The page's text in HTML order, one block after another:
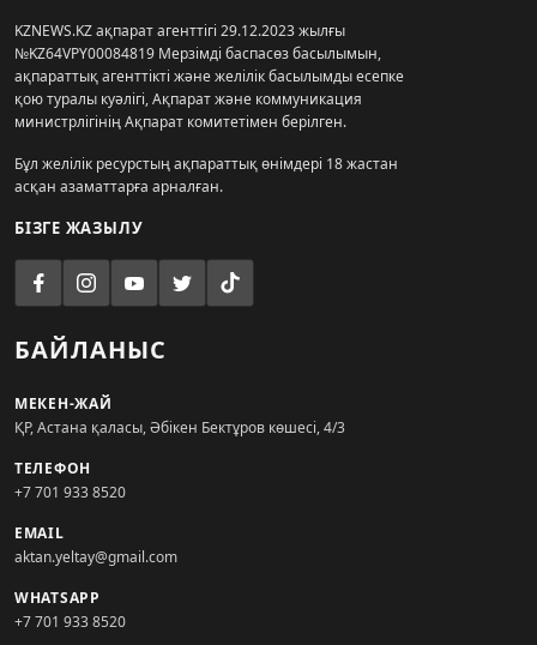
KZNEWS.KZ ақпарат агенттігі 29.12.2023 жылғы
№KZ64VPY00084819 Мерзімді баспасөз басылымын,
ақпараттық агенттікті және желілік басылымды есепке
қою туралы куәлігі, Ақпарат және коммуникация
министрлігінің Ақпарат комитетімен берілген.
Бұл желілік ресурстың ақпараттық өнімдері 18 жастан
асқан азаматтарға арналған.
БІЗГЕ ЖАЗЫЛУ
БАЙЛАНЫС
МЕКЕН-ЖАЙ
ҚР, Астана қаласы, Әбікен Бектұров көшесі, 4/3
ТЕЛЕФОН
+7 701 933 8520
EMAIL
aktan.yeltay@gmail.com
WHATSAPP
+7 701 933 8520